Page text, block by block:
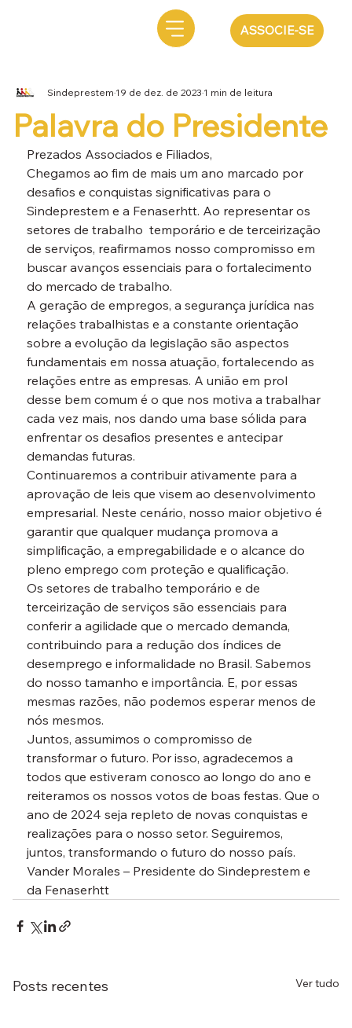
ASSOCIE-SE
Palavra do Presidente
Sindeprestem19 de dez. de 20231 min de leitura
Prezados Associados e Filiados,
Chegamos ao fim de mais um ano marcado por
desafios e conquistas significativas para o
Sindeprestem e a Fenaserhtt. Ao representar os
setores de trabalho  temporário e de terceirização
de serviços, reafirmamos nosso compromisso em
buscar avanços essenciais para o fortalecimento
do mercado de trabalho.
A geração de empregos, a segurança jurídica nas
relações trabalhistas e a constante orientação
sobre a evolução da legislação são aspectos
fundamentais em nossa atuação, fortalecendo as
relações entre as empresas. A união em prol
desse bem comum é o que nos motiva a trabalhar
cada vez mais, nos dando uma base sólida para
enfrentar os desafios presentes e antecipar
demandas futuras.
Continuaremos a contribuir ativamente para a
aprovação de leis que visem ao desenvolvimento
empresarial. Neste cenário, nosso maior objetivo é
garantir que qualquer mudança promova a
simplificação, a empregabilidade e o alcance do
pleno emprego com proteção e qualificação.
Os setores de trabalho temporário e de
terceirização de serviços são essenciais para
conferir a agilidade que o mercado demanda,
contribuindo para a redução dos índices de
desemprego e informalidade no Brasil. Sabemos
do nosso tamanho e importância. E, por essas
mesmas razões, não podemos esperar menos de
nós mesmos.
Juntos, assumimos o compromisso de
transformar o futuro. Por isso, agradecemos a
todos que estiveram conosco ao longo do ano e
reiteramos os nossos votos de boas festas. Que o
ano de 2024 seja repleto de novas conquistas e
realizações para o nosso setor. Seguiremos,
juntos, transformando o futuro do nosso país.
Vander Morales – Presidente do Sindeprestem e
da Fenaserhtt
Posts recentes Ver tudo